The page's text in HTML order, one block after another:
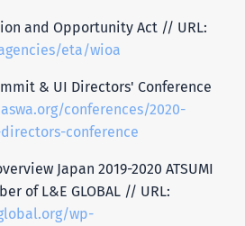
and Opportunity Act // URL:
eta/wioa
& UI Directors' Conference
conferences/2020-
conference
Japan 2019-2020 ATSUMI
of L&E GLOBAL // URL:
wp-